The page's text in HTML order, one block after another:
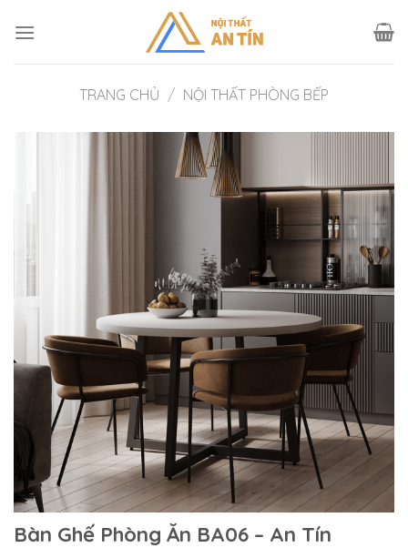
TRANG CHỦ / NỘI THẤT PHÒNG BẾP
Bàn Ghế Phòng Ăn BA06 – An Tín